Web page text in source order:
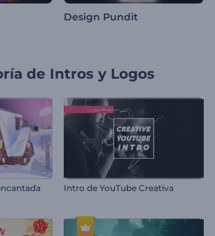
Design Pundit
de Intros y Logos
Intro de YouTube Creativa